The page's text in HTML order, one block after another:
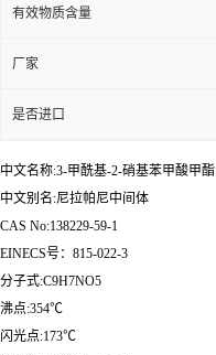
有效物质含量
厂家
是否进口
中文名称:3-甲酰基-2-硝基苯甲酸甲酯
中文别名:尼拉帕尼中间体
CAS No:138229-59-1
EINECS号：815-022-3
分子式:C9H7NO5
沸点:354℃
闪光点:173℃